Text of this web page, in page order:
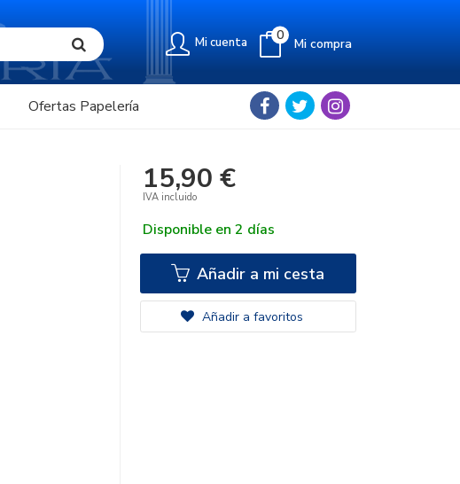
Mi cuenta Mi compra
0
Ofertas Papelería
15,90 €
IVA incluido
Disponible en 2 días
Añadir a mi cesta
Añadir a favoritos